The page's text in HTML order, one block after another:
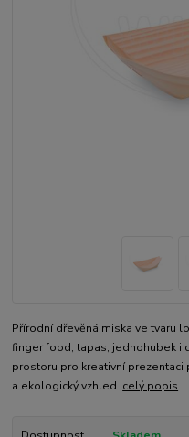
Přírodní dřevěná miska ve tvaru
finger food, tapas, jednohubek i
prostoru pro kreativní prezentaci
a ekologický vzhled. celý popis